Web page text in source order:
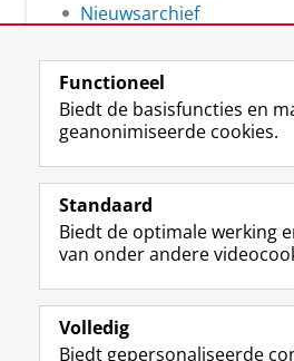
Nieuwsarchief
Volg de RUG
F
a
e
b
o
p
Studiekiezers
Alumni
Functioneel
Biedt de basisfuncties en
geanonimiseerde cookies.
Standaard
Biedt de optimale werking
van onder andere
Volledig
Biedt gepersonaliseerde